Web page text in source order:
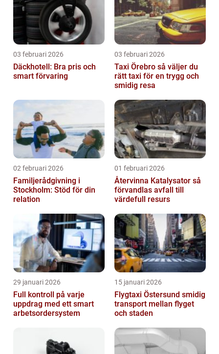
03 februari 2026
Däckhotell: Bra pris och
smart förvaring
03 februari 2026
Taxi Örebro så väljer du
rätt taxi för en trygg och
smidig resa
02 februari 2026
Familjerådgivning i
Stockholm: Stöd för din
relation
01 februari 2026
Återvinna Katalysator så
förvandlas avfall till
värdefull resurs
29 januari 2026
Full kontroll på varje
uppdrag med ett smart
arbetsordersystem
15 januari 2026
Flygtaxi Östersund smidig
transport mellan flyget
och staden